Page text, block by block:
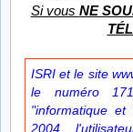
Si vous NE
ISRI et le site
le numéro
"informatique
2004,